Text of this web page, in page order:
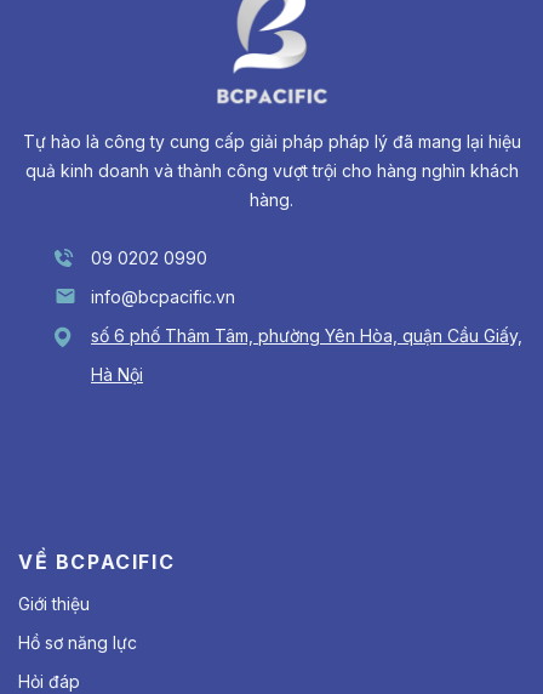
Tự hào là công ty cung cấp giải pháp pháp lý đã mang lại hiệu
quả kinh doanh và thành công vượt trội cho hàng nghìn khách
hàng.
09 0202 0990
info@bcpacific.vn
số 6 phố Thâm Tâm, phường Yên Hòa, quận Cầu Giấy,
Hà Nội
VỀ BCPACIFIC
Giới thiệu
Hồ sơ năng lực
Hỏi đáp